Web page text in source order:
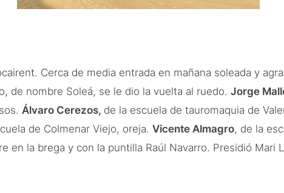
Cerca de media entrada en mañana soleada y
de nombre Soleá, se le dio la vuelta al ruedo. Jorge
Álvaro Cerezos, de la escuela de tauromaquia de
de Colmenar Viejo, oreja. Vicente Almagro, de la
en la brega y con la puntilla Raúl Navarro. Presidió Mari